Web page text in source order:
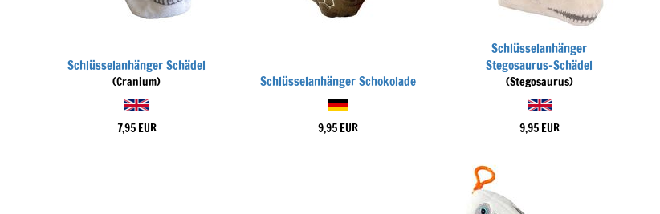
Schlüsselanhänger Schädel
(Cranium)
7,95 EUR
Schlüsselanhänger Schokolade
9,95 EUR
Schlüsselanhänger
Stegosaurus-Schädel
(Stegosaurus)
9,95 EUR